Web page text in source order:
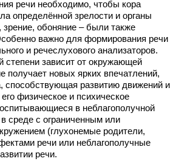
речи необходимо, чтобы кора
определённой зрелости и органы
зрение, обоняние – были также
важно для формирования речи
и речеслухового анализаторов.
степени зависит от окружающей
получает новых ярких впечатлений,
способствующая развитию движений и
физическое и психическое
в неблагополучной
среде с ограниченным или
(глухонемые родители,
речи или неблагополучные
речи.